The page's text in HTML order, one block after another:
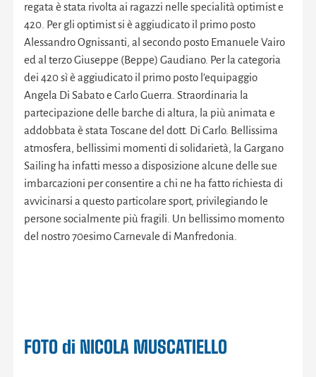
regata è stata rivolta ai ragazzi nelle specialità optimist e
420. Per gli optimist si è aggiudicato il primo posto
Alessandro Ognissanti, al secondo posto Emanuele Vairo
ed al terzo Giuseppe (Beppe) Gaudiano. Per la categoria
dei 420 sì è aggiudicato il primo posto l’equipaggio
Angela Di Sabato e Carlo Guerra. Straordinaria la
partecipazione delle barche di altura, la più animata e
addobbata è stata Toscane del dott. Di Carlo. Bellissima
atmosfera, bellissimi momenti di solidarietà, la Gargano
Sailing ha infatti messo a disposizione alcune delle sue
imbarcazioni per consentire a chi ne ha fatto richiesta di
avvicinarsi a questo particolare sport, privilegiando le
persone socialmente più fragili. Un bellissimo momento
del nostro 70esimo Carnevale di Manfredonia.
FOTO di NICOLA MUSCATIELLO